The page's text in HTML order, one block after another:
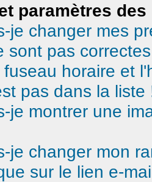
paramètres
je changer mes
sont pas
horaire et
pas dans la liste
je montrer une
je changer mon
sur le lien e-